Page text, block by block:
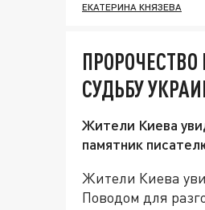
ЕКАТЕРИНА КНЯЗЕВА
СУДЬБУ
Жители Киева
памятник
Жители Киева
Поводом для